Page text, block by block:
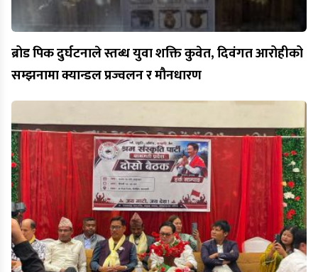
ब्रोड पिक दुर्घटनाले स्तब्ध युवा शक्ति कुवेत, दिवंगत आरोहीको
सम्झनामा क्यान्डल प्रज्वलन र मौनधारण